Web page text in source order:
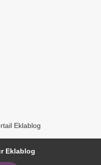
Eklablog
Eklablog